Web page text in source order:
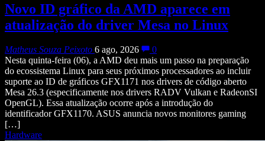
Novo ID gráfico da AMD aparece em
atualização do driver Mesa no Linux
Matheus Souza Peixoto 6 ago, 2026
0
Nesta quinta-feira (06), a AMD deu mais um passo na preparação
do ecossistema Linux para seus próximos processadores ao incluir
suporte ao ID de gráficos GFX1171 nos drivers de código aberto
Mesa 26.3 (especificamente nos drivers RADV Vulkan e RadeonSI
OpenGL). Essa atualização ocorre após a introdução do
identificador GFX1170. ASUS anuncia novos monitores gaming
[…]
Hardware